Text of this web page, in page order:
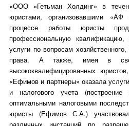
«ООО «Гетьман Холдинг» в
юристами, организовавшими
процессе работы юристы
профессиональную квалификацию,
услуги по вопросам хозяйственного,
права. А также, имея в
высококвалифицированных
«Ефимов и партнеры» оказала
и налогового учета
оптимальными налоговыми
юристы (Ефимов С.А.)
различных инстанций по